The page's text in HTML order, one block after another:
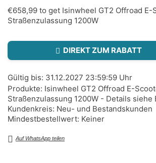
€658,99 to get Isinwheel GT2 Offroad E-
Straßenzulassung 1200W
DIREKT ZUM RABATT
Gültig bis: 31.12.2027 23:59:59 Uhr
Produkte: Isinwheel GT2 Offroad E-
Straßenzulassung 1200W - Details siehe
Kundenkreis: Neu- und Bestandskunden
Mindestbestellwert: Keiner
Auf WhatsApp teilen